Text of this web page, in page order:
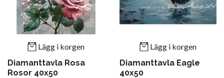
Lägg i korgen
Diamanttavla Rosa
Rosor 40x50
Lägg i korgen
Diamanttavla Eagle
40x50